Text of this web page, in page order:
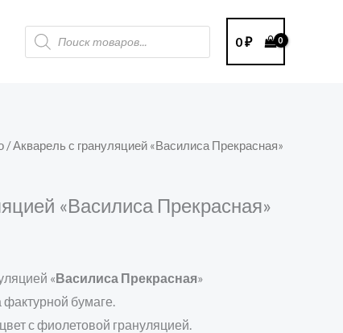
Поиск
товаров
0₽
/ Акварель с грануляцией «Василиса Прекрасная»
«Василиса Прекрасная»
«Василиса Прекрасная»
бумаге.
с фиолетовой грануляцией.